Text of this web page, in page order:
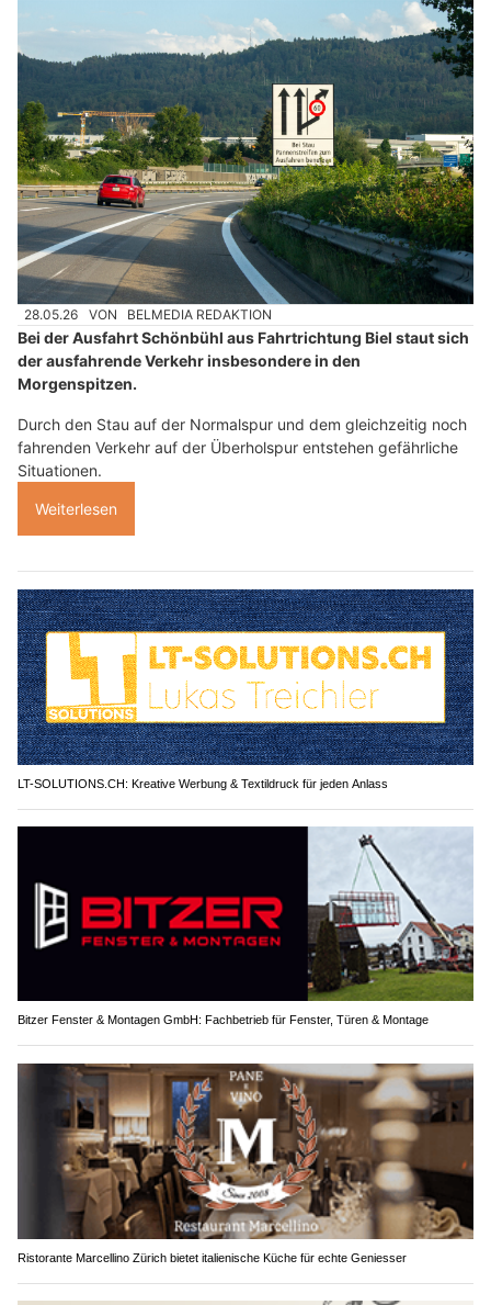
28.05.26 VON BELMEDIA REDAKTION
Bei der Ausfahrt Schönbühl aus Fahrtrichtung Biel staut sich
der ausfahrende Verkehr insbesondere in den
Morgenspitzen.
Durch den Stau auf der Normalspur und dem gleichzeitig noch
fahrenden Verkehr auf der Überholspur entstehen gefährliche
Situationen.
Weiterlesen
LT-SOLUTIONS.CH: Kreative Werbung & Textildruck für jeden Anlass
Bitzer Fenster & Montagen GmbH: Fachbetrieb für Fenster, Türen & Montage
Ristorante Marcellino Zürich bietet italienische Küche für echte Geniesser